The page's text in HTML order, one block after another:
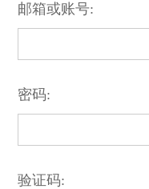
邮箱或账号:
密码:
验证码: